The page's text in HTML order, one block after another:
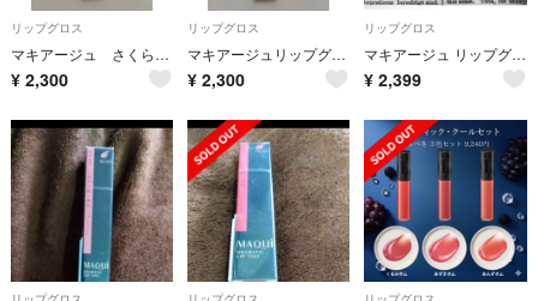
リップグロス
マキアージュ さくらボム
¥ 2,300
リップグロス
マキアージュリップグロウボム BE215 ももボム
¥ 2,300
リップグロス
マキアージュ リップグロウボム BR515 くるみボム 5g
¥ 2,399